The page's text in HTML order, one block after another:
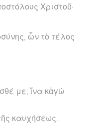
Χριστοῦ·
ὧν τὸ τέλος
με, ἵνα κἀγὼ
καυχήσεως.